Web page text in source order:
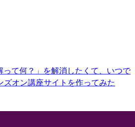
って何？」を解消したくて、いつで
ズオン講座サイトを作ってみた